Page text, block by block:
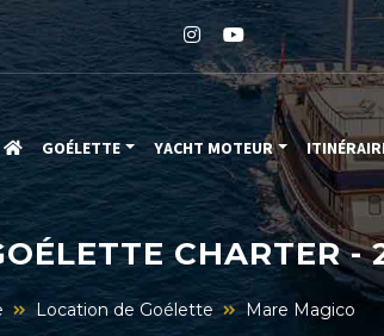
GOÉLETTE YACHT MOTEUR
CHARTER -
Location de Goélette Mare Magico